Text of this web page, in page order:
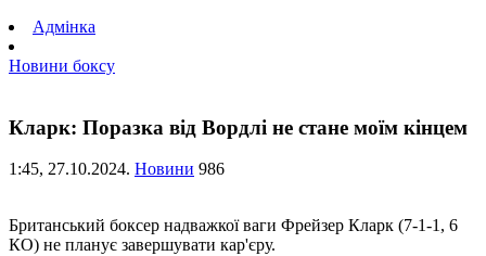
Адмінка
Новини боксу
Кларк: Поразка від Вордлі не стане моїм кінцем
1:45, 27.10.2024. Новини 986
Британський боксер надважкої ваги Фрейзер Кларк (7-1-1, 6
КО) не планує завершувати кар'єру.